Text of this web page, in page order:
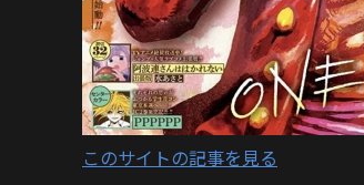
このサイトの記事を見る